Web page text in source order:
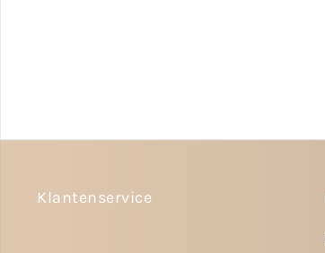
Klantenservice